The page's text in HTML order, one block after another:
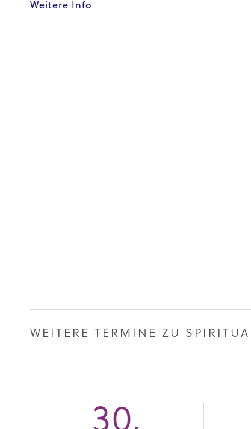
Weitere Info
WEITERE TERMINE ZU